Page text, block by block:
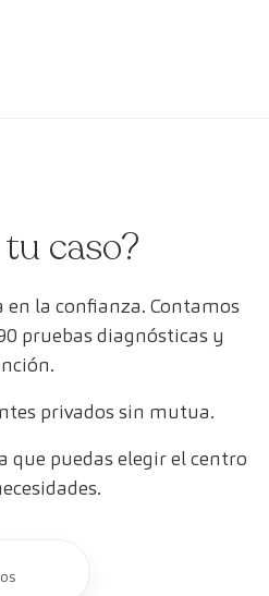
caso?
en la confianza. Contamos
pruebas diagnósticas y
privados sin mutua.
que puedas elegir el centro